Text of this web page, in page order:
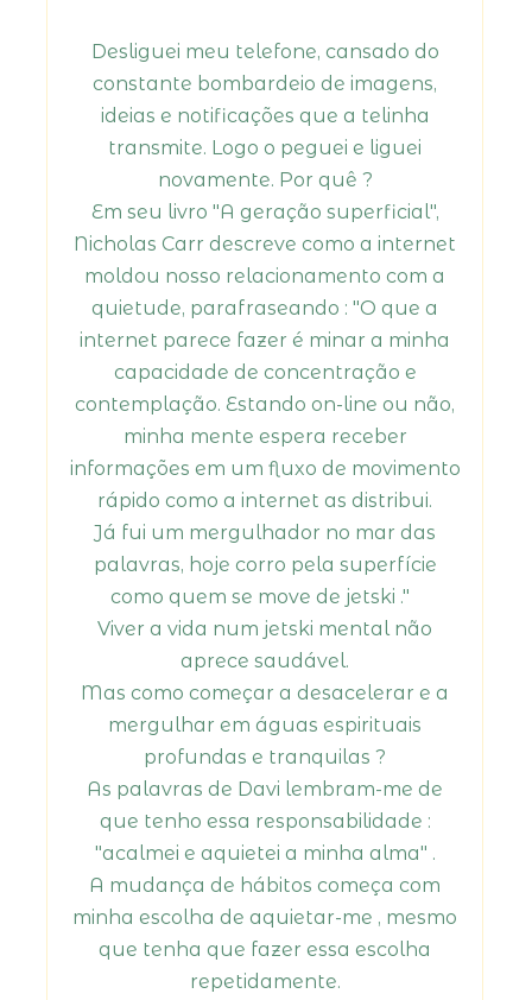
Desliguei meu telefone, cansado do
constante bombardeio de imagens,
ideias e notificações que a telinha
transmite. Logo o peguei e liguei
novamente. Por quê ?
Em seu livro "A geração superficial",
Nicholas Carr descreve como a internet
moldou nosso relacionamento com a
quietude, parafraseando : "O que a
internet parece fazer é minar a minha
capacidade de concentração e
contemplação. Estando on-line ou não,
minha mente espera receber
informações em um fluxo de movimento
rápido como a internet as distribui.
Já fui um mergulhador no mar das
palavras, hoje corro pela superfície
como quem se move de jetski ."
Viver a vida num jetski mental não
aprece saudável.
Mas como começar a desacelerar e a
mergulhar em águas espirituais
profundas e tranquilas ?
As palavras de Davi lembram-me de
que tenho essa responsabilidade :
"acalmei e aquietei a minha alma" .
A mudança de hábitos começa com
minha escolha de aquietar-me , mesmo
que tenha que fazer essa escolha
repetidamente.